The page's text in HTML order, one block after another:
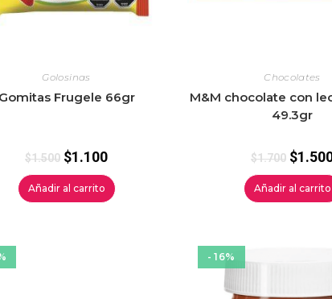
Golosinas
Frugele 66gr
$1.500 $1.100
Añadir al carrito
Chocolates
M&M chocolate con
49.3gr
$1.700 $
Añadir al carrito
- 16%